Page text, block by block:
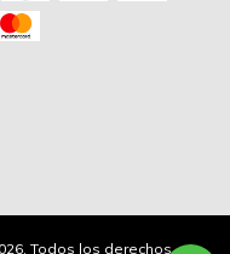
Todos los derechos